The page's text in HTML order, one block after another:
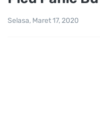
Selasa, Maret 17, 2020